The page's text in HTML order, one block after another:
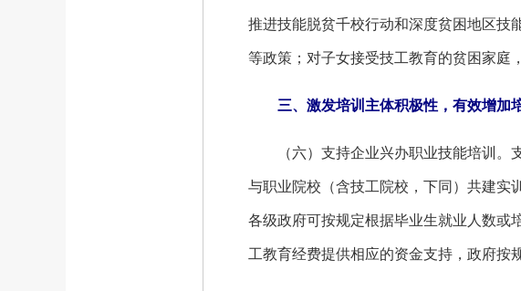
推进技能脱贫千校行动和深度贫困地区技
等政策；对子女接受技工教育的贫困家庭
三、激发培训主体积极性，有效增加
（六）支持企业兴办职业技能培训。支
与职业院校（含技工院校，下同）共建实
各级政府可按规定根据毕业生就业人数或
工教育经费提供相应的资金支持，政府按